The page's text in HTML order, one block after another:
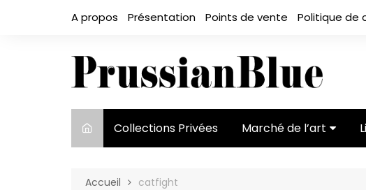
A propos Présentation Points de vente Politique de
Collections Privées Marché de l’art
Accueil catfight